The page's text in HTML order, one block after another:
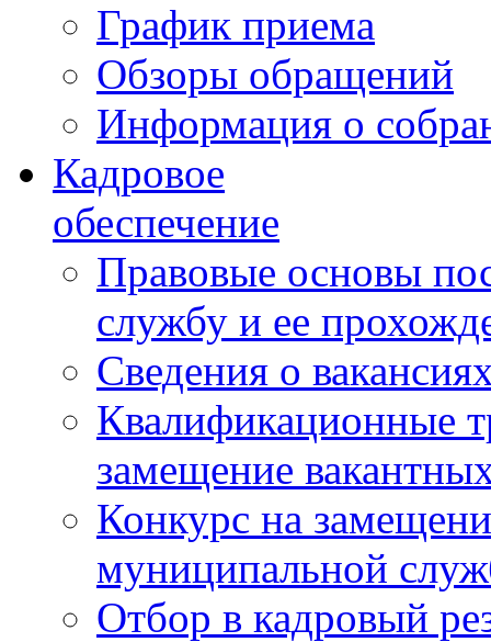
График приема
Обзоры обращений
Информация о
Кадровое
обеспечение
Правовые основы
службу и ее
Сведения о
Квалификационные
замещение
Конкурс на
муниципальной
Отбор в кадровый